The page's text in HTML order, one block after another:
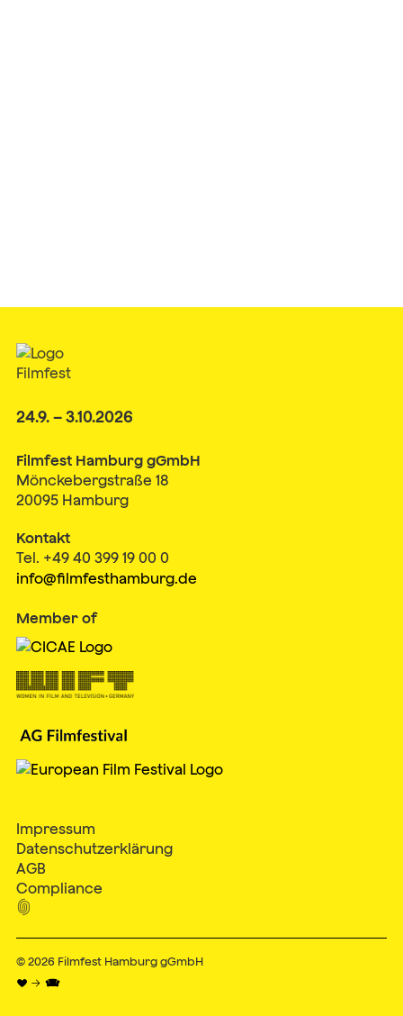
24.9. – 3.10.2026
Filmfest Hamburg gGmbH
Mönckebergstraße 18
20095 Hamburg
Kontakt
Tel. +49 40 399 19 00 0
info@filmfesthamburg.de
Member of
Impressum
Datenschutzerklärung
AGB
Compliance

© 2026 Filmfest Hamburg gGmbH
♥ → 